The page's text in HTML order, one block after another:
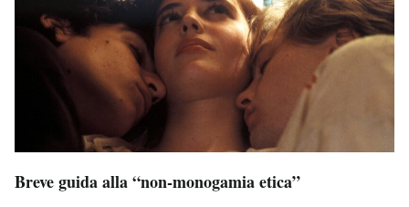
Breve guida alla “non-monogamia etica”